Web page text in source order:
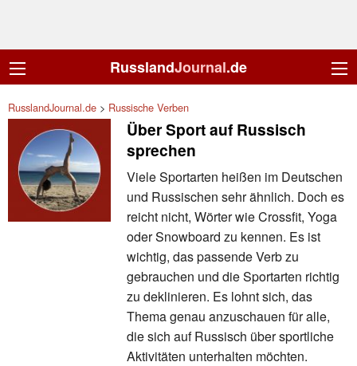
RusslandJournal.de
RusslandJournal.de > Russische Verben
Über Sport auf Russisch
sprechen
Viele Sportarten heißen im Deutschen
und Russischen sehr ähnlich. Doch es
reicht nicht, Wörter wie Crossfit, Yoga
oder Snowboard zu kennen. Es ist
wichtig, das passende Verb zu
gebrauchen und die Sportarten richtig
zu deklinieren. Es lohnt sich, das
Thema genau anzuschauen für alle,
die sich auf Russisch über sportliche
Aktivitäten unterhalten möchten.